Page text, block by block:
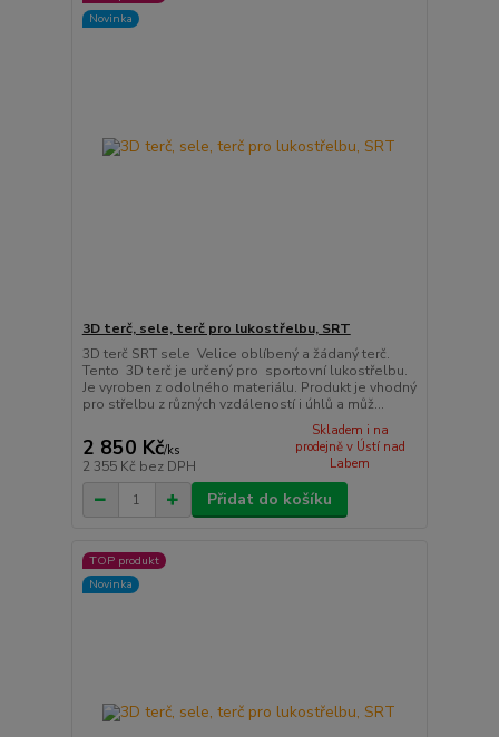
Novinka
3D terč, sele, terč pro lukostřelbu, SRT
3D terč SRT sele Velice oblíbený a žádaný terč.
Tento 3D terč je určený pro sportovní lukostřelbu.
Je vyroben z odolného materiálu. Produkt je vhodný
pro střelbu z různých vzdáleností i úhlů a můž...
2 850 Kč/ks
2 355 Kč bez DPH
Skladem i na
prodejně v Ústí nad
Labem
Přidat do košíku
TOP produkt
Novinka